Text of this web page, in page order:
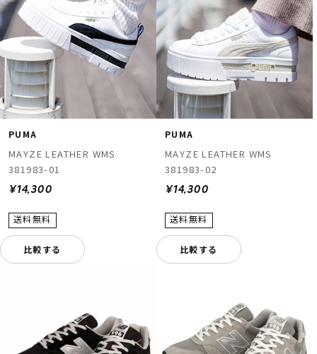
PUMA
MAYZE LEATHER WMS
381983-01
¥14,300
比較する
PUMA
MAYZE LEATHER WMS
381983-02
¥14,300
比較する